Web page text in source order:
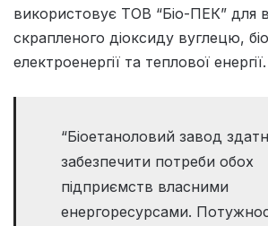
використовує ТОВ “Біо-ПЕК” для
скрапленого діоксиду вуглецю,
електроенергії та теплової енергії.
“Біоетаноловий завод
забезпечити потреби обох
підприємств власними
енергоресурсами.